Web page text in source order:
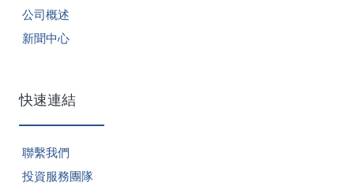
公司概述
新聞中心
快速連結
聯繫我們
投資服務團隊